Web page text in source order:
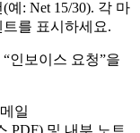
: Net 15/30). 각 마
를 표시하세요.
인보이스 요청”을
일